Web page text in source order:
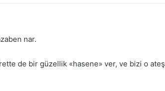
nar.
de bir güzellik «hasene» ver, ve bizi o ateş